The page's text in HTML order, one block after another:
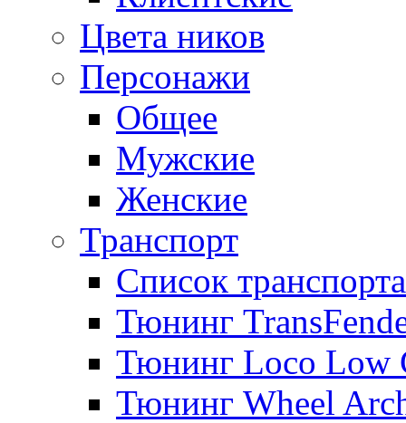
Цвета ников
Персонажи
Общее
Мужские
Женские
Транспорт
Список транспорта
Тюнинг
Тюнинг Loco Low
Тюнинг Wheel